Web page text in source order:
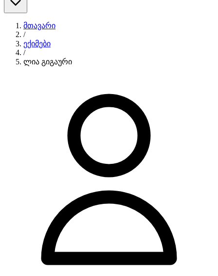
მთავარი
/
ექიმები
/
ლია გიგაური